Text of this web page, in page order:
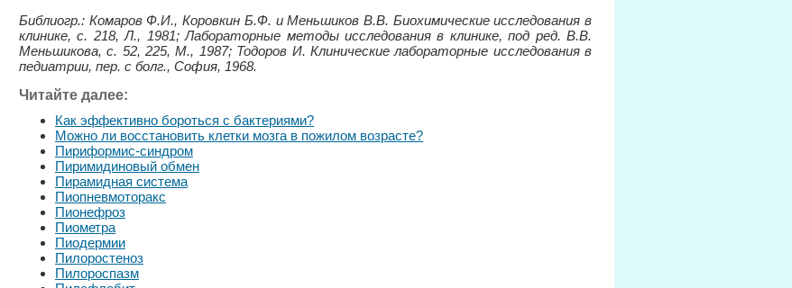
Библиогр.: Комаров Ф.И., Коровкин Б.Ф. и Меньшиков В.В. Биохимические исследования в
клинике, с. 218, Л., 1981; Лабораторные методы исследования в клинике, под ред. В.В.
Меньшикова, с. 52, 225, М., 1987; Тодоров И. Клинические лабораторные исследования в
педиатрии, пер. с болг., София, 1968.
Читайте далее:
Как эффективно бороться с бактериями?
Можно ли восстановить клетки мозга в пожилом возрасте?
Пириформис-синдром
Пиримидиновый обмен
Пирамидная система
Пиопневмоторакс
Пионефроз
Пиометра
Пиодермии
Пилоростеноз
Пилороспазм